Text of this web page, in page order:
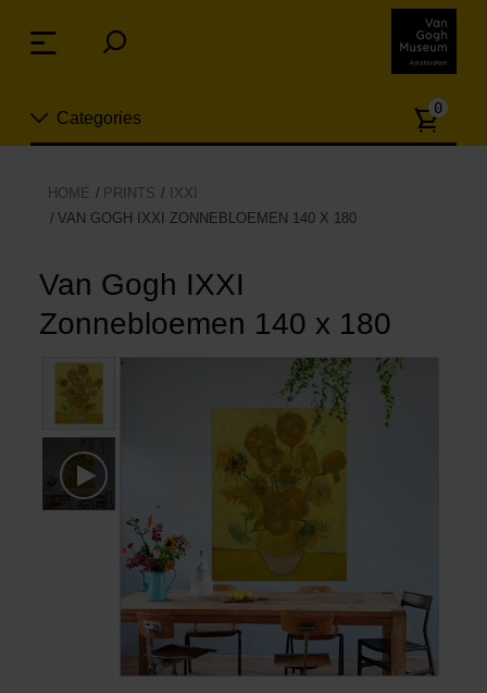
links
over
naar
Categories
Nieuw
Wonen
Koken & tafelen
Vrije tijd
Aantal
0
HOME PRINTS
IXXI
VAN GOGH IXXI ZONNEBLOEMEN 140 X 180
Van Gogh IXXI
Zonnebloemen 140 x 180
Menu